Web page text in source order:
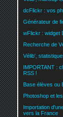
dcFlickr : vos
Générateur de
wFlickr : widget
Recherche de
Vélib',
IMPORTANT :
RSS !
Base élèves ou
Photoshop et
Importation
vers la France